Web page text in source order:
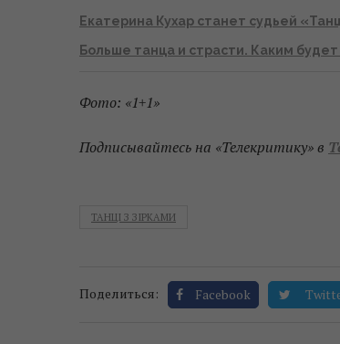
Екатерина Кухар станет судьей
Больше танца и страсти. Каким
Фото: «1+1»
Подписывайтесь на «Телекритику» в
ТАНЦІ З ЗІРКАМИ
Поделиться: Facebook